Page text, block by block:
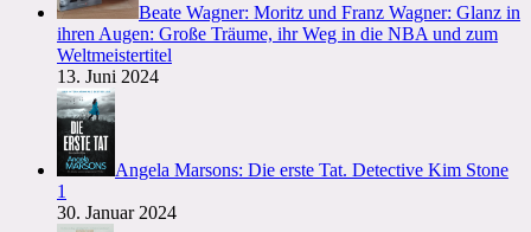
Beate Wagner: Moritz und Franz Wagner: Glanz in
ihren Augen: Große Träume, ihr Weg in die NBA und zum
Weltmeistertitel
13. Juni 2024
Angela Marsons: Die erste Tat. Detective Kim Stone
1
30. Januar 2024